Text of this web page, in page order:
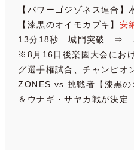
【パワーゴジゾネス連合
【漆黒のオイモカブキ】 安
13分18秒 城門突破 ⇒
※8月16日後楽園大会にお
グ選手権試合、チャンピオ
ZONES vs 挑戦者【漆黒の
＆ウナギ・サヤカ戦が決定